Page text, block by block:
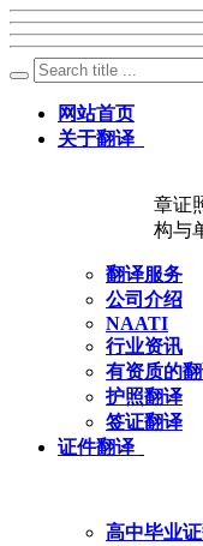
网站首页
关于翻译
章证
构与
翻译服务
公司介绍
NAATI
行业资讯
有资质的
护照翻译
签证翻译
证件翻译
高中毕业